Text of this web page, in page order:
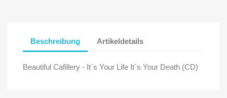
Beschreibung Artikeldetails
Beautiful Cafillery - It´s Your Life It´s Your Death (CD)